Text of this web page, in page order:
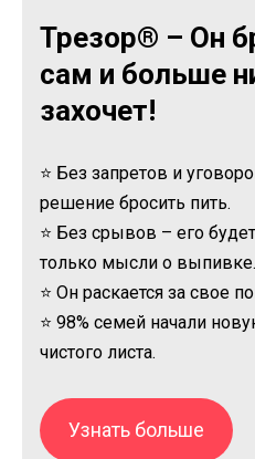
Трезор® – Он
сам и больше
захочет!
⭐ Без запретов и
решение бросить пить.
⭐ Без срывов – его
только мысли о выпивке.
⭐ Он раскается за свое
⭐ 98% семей начали
чистого листа.
Узнать больше